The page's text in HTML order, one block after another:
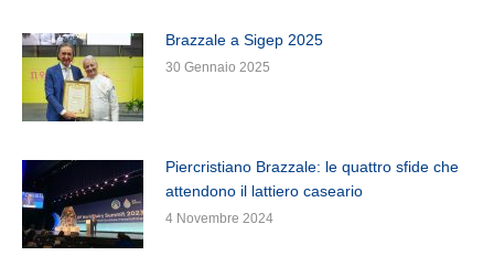
Brazzale a Sigep 2025
30 Gennaio 2025
Piercristiano Brazzale: le quattro sfide che
attendono il lattiero caseario
4 Novembre 2024